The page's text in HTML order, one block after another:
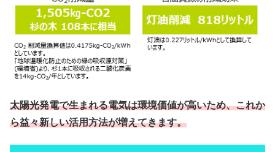
太陽光発電で生まれる電気は環境価値が高いため、これか
ら益々新しい活用方法が増えてきます。